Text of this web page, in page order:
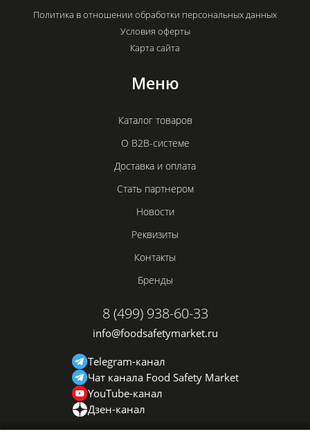
Политика в отношении обработки персональных данных
Условия оферты
Карта сайта
Меню
Каталог товаров
О B2B-системе
Доставка и оплата
Стать партнером
Новости
Реквизиты
Контакты
Бренды
8 (499) 938-60-33
info@foodsafetymarket.ru
Telegram-канал
Чат канала Food Safety Market
YouTube-канал
Дзен-канал